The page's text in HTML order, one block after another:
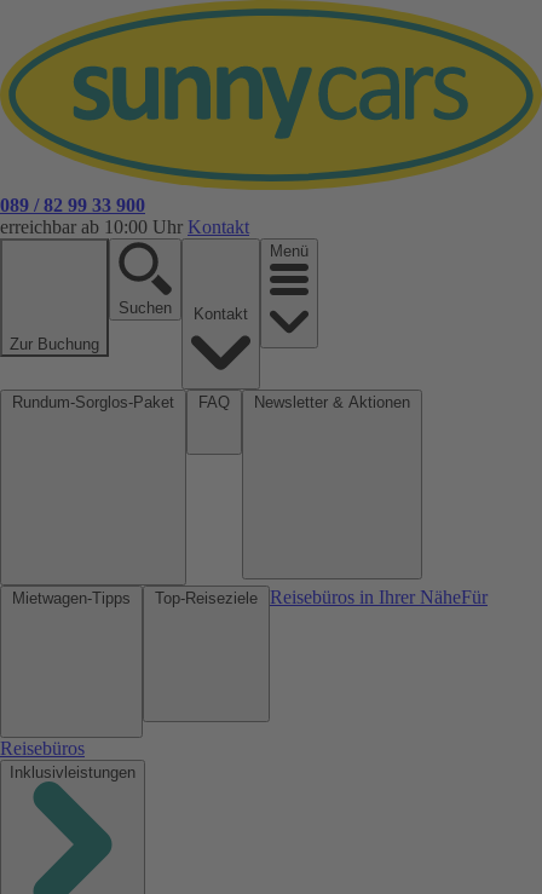
089 / 82 99 33 900
erreichbar ab 10:00 Uhr Kontakt
Zur Buchung
Suchen
Menü
Reisebüros in Ihrer NäheFür
Reisebüros
Inklusivleistungen